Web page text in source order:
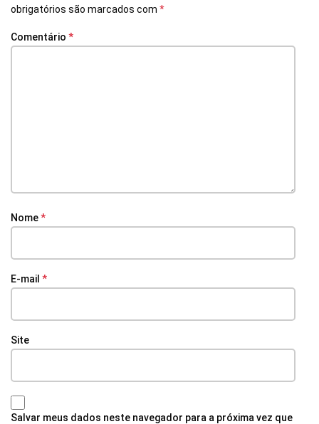
obrigatórios são marcados com *
Comentário *
Nome*
E-mail *
Site
Salvar meus dados neste navegador para a próxima vez que